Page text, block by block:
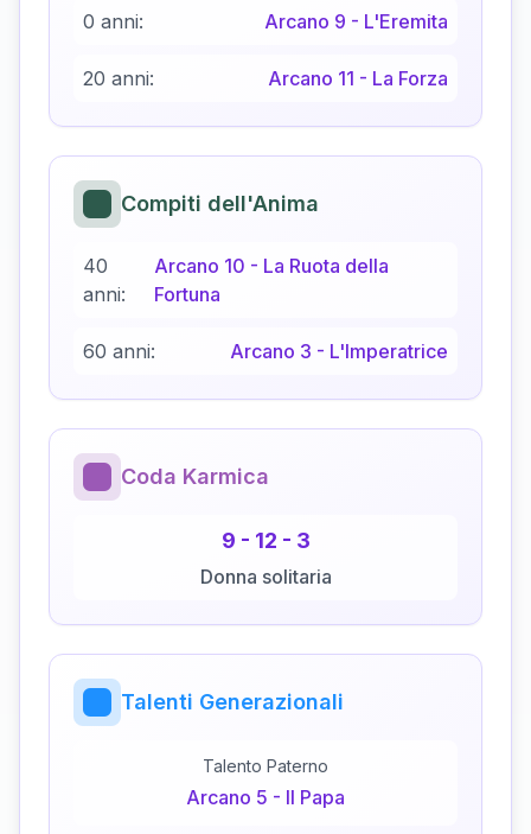
0 anni: Arcano 9 - L'Eremita
20 anni: Arcano 11 - La Forza
Compiti dell'Anima
40
anni:
Arcano 10 - La Ruota della
Fortuna
60 anni: Arcano 3 - L'Imperatrice
Coda Karmica
9 - 12 - 3
Donna solitaria
Talenti Generazionali
Talento Paterno
Arcano 5 - Il Papa